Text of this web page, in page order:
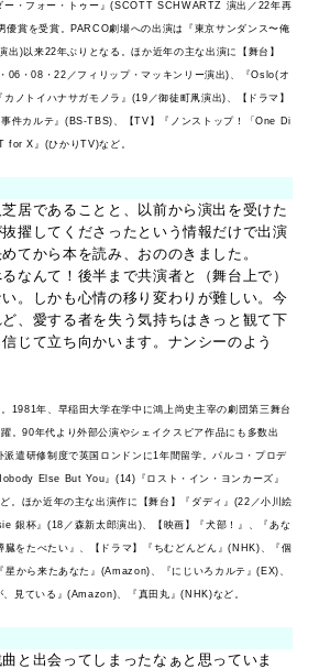
・フォー・トゥー』(SCOTT SCHWARTZ 演出／22年再
優賞を受賞。PARCO劇場への出演は『東京サンダンス〜俺
出)以来22年ぶりとなる。ほか近年の主な出演に【舞台】
06・08・22／フィリップ・マッキンリー演出)、『Oslo(オ
ノトイハナサガモノラ』(19／御徒町凧演出)、【ドラマ】
事件カルテ』(BS-TBS)、【TV】『ノンストップ！「One Di
for X』(ひかりTV)など。
居であることと、以前から演出を受けた
擢してくださったという情報だけで出演
てから本を読み、おののきました。
なんて！後半まで共演者と（舞台上で）
。しかも心情の移り変わりが難しい。今
、愛する者を失う気持ちはきっと観て下
じて立ち向かいます。ナンシーのよう
1981年、早稲田大学在学中に鴻上尚史主宰の劇団第三舞台
。90年代より外部公演やシェイクスピア作品にも多数出
遣研修制度で英国ロンドンに1年間留学。パルコ・プロデ
Else But You』(14)『ロスト・イン・ヨンカーズ』
。ほか近年の主な出演作に【舞台】『ダディ』(22／小川絵
銀杯』(18／森新太郎演出)、【映画】『犬部！』、『あな
をたべたい』、【ドラマ】『ちむどんどん』(NHK)、『個
から来たあなた』(Amazon)、『にじいろカルテ』(EX)、
、見ている』(Amazon)、『真田丸』(NHK)など。
と出会ってしまったなぁと思っていま